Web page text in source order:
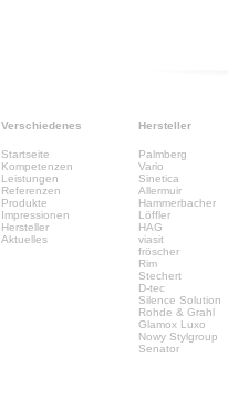
Verschiedenes Hersteller
Startseite
Kompetenzen
Leistungen
Referenzen
Produkte
Impressionen
Hersteller
Aktuelles
Palmberg
Vario
Sinetica
Allermuir
Hammerbacher
Löffler
HAG
viasit
fröscher
Rim
Stechert
D-tec
Silence Solution
Rohde & Grahl
Glamox Luxo
Nowy Stylgroup
Senator